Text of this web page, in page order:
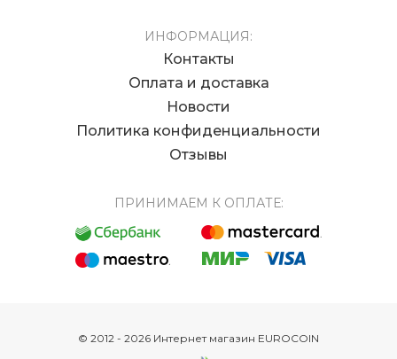
ИНФОРМАЦИЯ:
Контакты
Оплата и доставка
Новости
Политика конфиденциальности
Отзывы
ПРИНИМАЕМ К ОПЛАТЕ:
© 2012 - 2026 Интернет магазин EUROCOIN